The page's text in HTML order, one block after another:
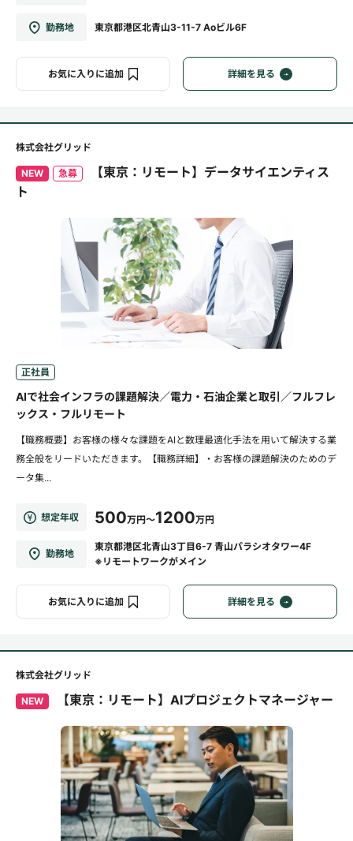
勤務地 東京都港区北青山3-11-7 Aoビル6F
お気に入りに追加 詳細を見る
株式会社グリッド
NEW 急募
【東京：リモート】データサイエンティス
ト
正社員
AIで社会インフラの課題解決／電力・石油企業と取引／フルフレ
ックス・フルリモート
【職務概要】お客様の様々な課題をAIと数理最適化手法を用いて解決する業
務全般をリードいただきます。【職務詳細】・お客様の課題解決のためのデ
ータ集...
想定年収 500万円～1200万円
勤務地
東京都港区北青山3丁目6-7 青山パラシオタワー4F
※リモートワークがメイン
お気に入りに追加 詳細を見る
株式会社グリッド
NEW 【東京：リモート】AIプロジェクトマネージャー